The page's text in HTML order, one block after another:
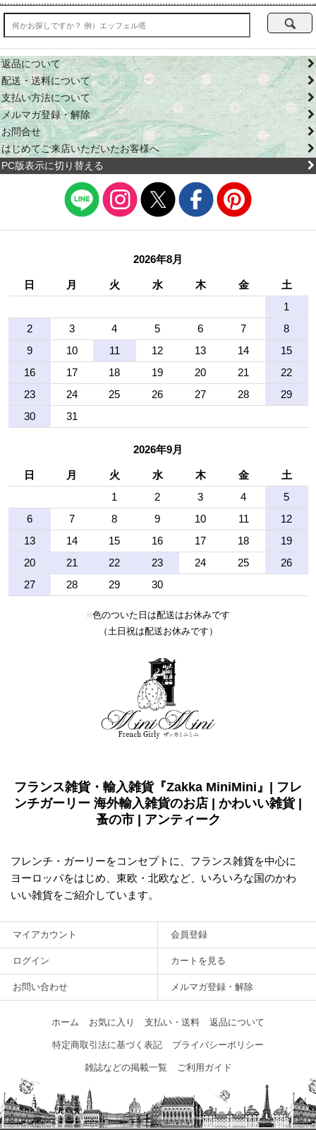
返品について
配送・送料について
支払い方法について
メルマガ登録・解除
お問合せ
はじめてご来店いただいたお客様へ
PC版表示に切り替える
2026年8月
日 月 火 水 木 金
土
1
2
3 4 5 6 7
8
9
10 11 12 13 14
15
16
17 18 19 20 21
22
23
24 25 26 27 28
29
30
31
2026年9月
日 月 火 水 木 金
土
1
2 3 4
5
6
7 8 9 10 11
12
13
14 15 16 17 18
19
20
21 22 23 24 25
26
27
28 29 30
■色のついた日は配送はお休みです
（土日祝は配送お休みです）
フランス雑貨・輸入雑貨『Zakka MiniMini』| フレ
ンチガーリー 海外輸入雑貨のお店 | かわいい雑貨 |
蚤の市 | アンティーク
フレンチ・ガーリーをコンセプトに、フランス雑貨を中心に
ヨーロッパをはじめ、東欧・北欧など、いろいろな国のかわ
いい雑貨をご紹介しています。
マイアカウント 会員登録
ログイン カートを見る
お問い合わせ メルマガ登録・解除
ホーム お気に入り 支払い・送料 返品について
特定商取引法に基づく表記 プライバシーポリシー
雑誌などの掲載一覧 ご利用ガイド